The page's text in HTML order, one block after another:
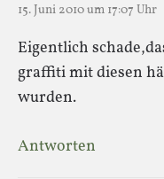
15. Juni 2010 um 17:07 Uhr
Eigentlich
graffiti mit diesen
wurden.
Antworten